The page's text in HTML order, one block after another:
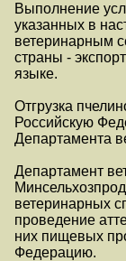
Выполнение
указанных в
ветеринарным
страны -
языке.
Отгрузка
Российскую
Департамента
Департамент
ветеринарных
проведение
них пищевых
Федерацию.